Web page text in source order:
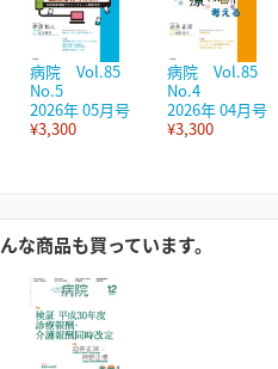
病院 Vol.85
No.5
2026年 05月号
¥3,300
病院 Vol.85
No.4
2026年 04月号
¥3,300
な商品も買っています。